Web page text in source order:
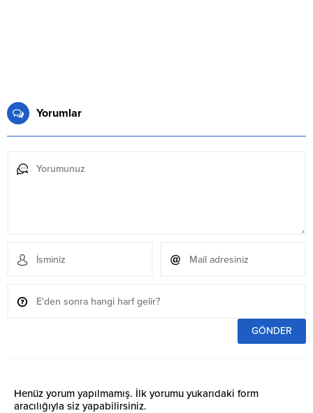
Yorumlar
Henüz yorum yapılmamış. İlk yorumu yukarıdaki form
aracılığıyla siz yapabilirsiniz.